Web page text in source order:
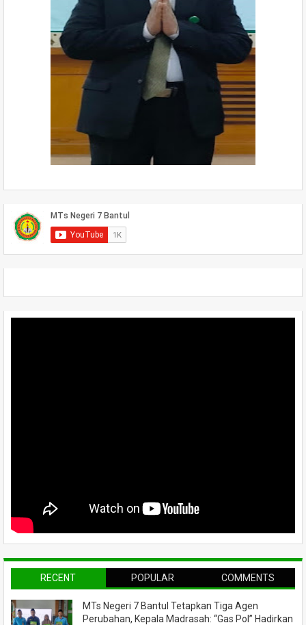
RECENT POPULAR COMMENTS
MTs Negeri 7 Bantul Tetapkan Tiga Agen
Perubahan, Kepala Madrasah: “Gas Pol” Hadirkan